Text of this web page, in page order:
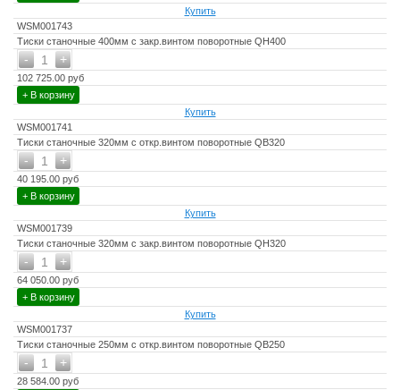
Купить
WSM001743
Тиски станочные 400мм с закр.винтом поворотные QH400
+
- 1
102 725.00 руб
+ В корзину
Купить
WSM001741
Тиски станочные 320мм с откр.винтом поворотные QB320
+
- 1
40 195.00 руб
+ В корзину
Купить
WSM001739
Тиски станочные 320мм с закр.винтом поворотные QH320
+
- 1
64 050.00 руб
+ В корзину
Купить
WSM001737
Тиски станочные 250мм с откр.винтом поворотные QB250
+
- 1
28 584.00 руб